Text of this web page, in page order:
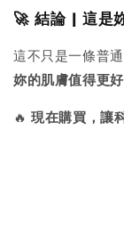
🚀 結論 | 這是
這不只是一條普
妳的肌膚值得更
🔥現在購買，讓